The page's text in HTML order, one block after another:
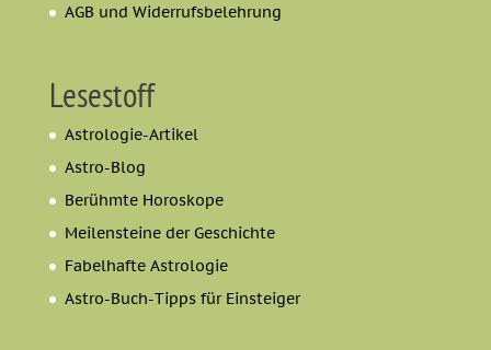
AGB und Widerrufsbelehrung
Lesestoff
Astrologie-Artikel
Astro-Blog
Berühmte Horoskope
Meilensteine der Geschichte
Fabelhafte Astrologie
Astro-Buch-Tipps für Einsteiger